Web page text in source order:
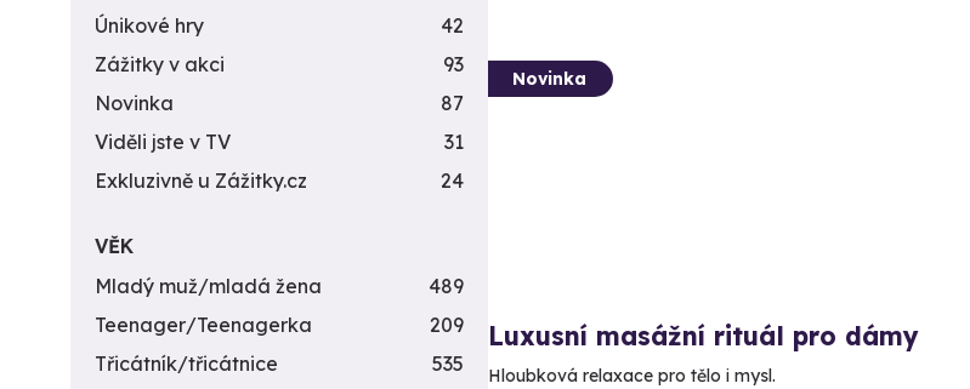
Novinka
Luxusní masážní rituál pro dámy
Hloubková relaxace pro tělo i mysl.
Únikové hry
42
Zážitky v akci
93
Novinka
87
Viděli jste v TV
31
Exkluzivně u Zážitky.cz
24
VĚK
Mladý muž/mladá žena
489
Teenager/Teenagerka
209
Třicátník/třicátnice
535